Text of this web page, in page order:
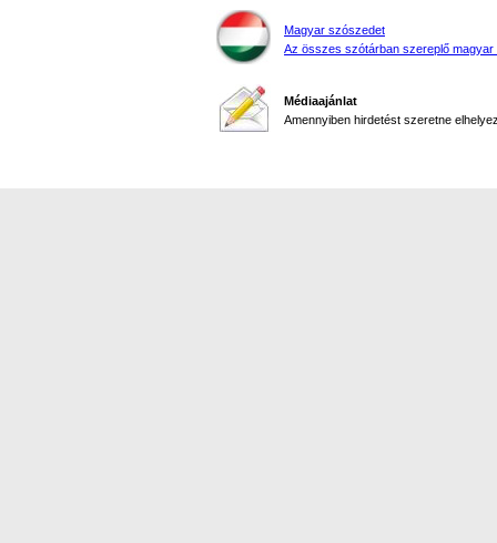
Magyar szószedet
Az összes szótárban szereplő magyar
Médiaajánlat
Amennyiben hirdetést szeretne